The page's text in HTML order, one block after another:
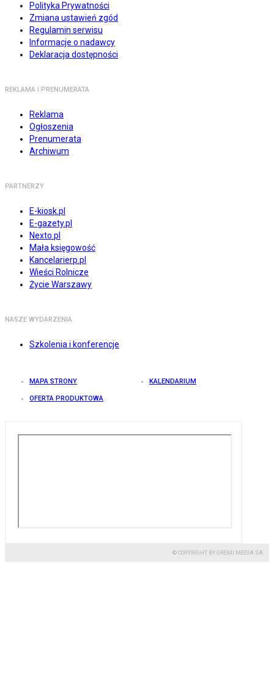
Polityka Prywatności
Zmiana ustawień zgód
Regulamin serwisu
Informacje o nadawcy
Deklaracja dostępności
REKLAMA I PRENUMERATA
Reklama
Ogłoszenia
Prenumerata
Archiwum
PARTNERZY
E-kiosk.pl
E-gazety.pl
Nexto.pl
Mała księgowość
Kancelarierp.pl
Wieści Rolnicze
Życie Warszawy
NASZE WYDARZENIA
Szkolenia i konferencje
MAPA STRONY KALENDARIUM
OFERTA PRODUKTOWA
© COPYRIGHT BY GREMI MEDIA SA